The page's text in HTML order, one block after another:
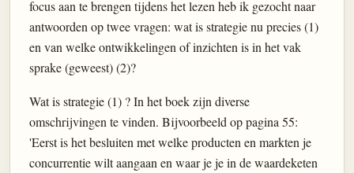
focus aan te brengen tijdens het lezen heb ik gezocht naar
antwoorden op twee vragen: wat is strategie nu precies (1)
en van welke ontwikkelingen of inzichten is in het vak
sprake (geweest) (2)?
Wat is strategie (1) ? In het boek zijn diverse
omschrijvingen te vinden. Bijvoorbeeld op pagina 55:
'Eerst is het besluiten met welke producten en markten je
concurrentie wilt aangaan en waar je je in de waardeketen